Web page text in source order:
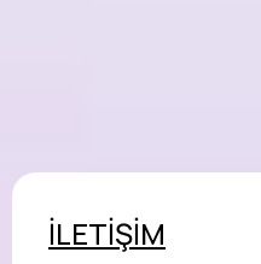
İLETİŞİM